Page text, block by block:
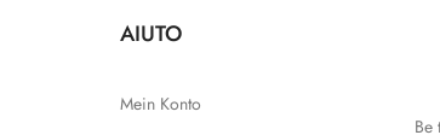
AIUTO
Mein Konto
Be